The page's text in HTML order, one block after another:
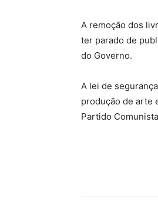
A remoção dos
ter parado de
do Governo.
A lei de
produção de arte
Partido